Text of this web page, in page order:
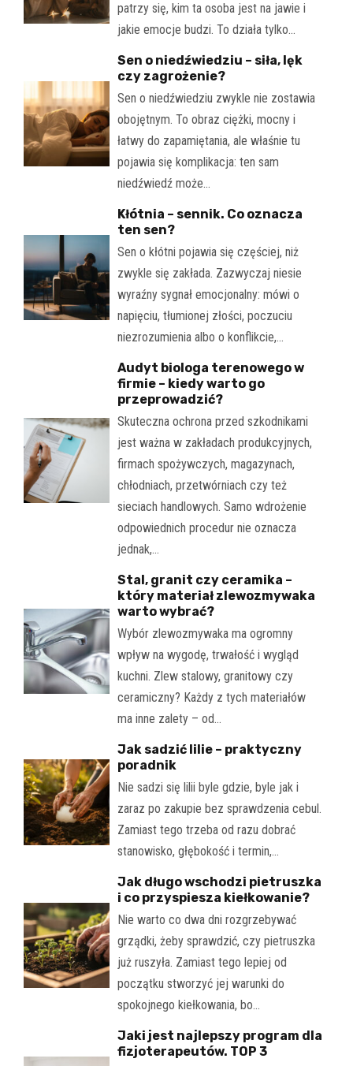
patrzy się, kim ta osoba jest na jawie i
jakie emocje budzi. To działa tylko…
Sen o niedźwiedziu – siła, lęk
czy zagrożenie?
Sen o niedźwiedziu zwykle nie zostawia
obojętnym. To obraz ciężki, mocny i
łatwy do zapamiętania, ale właśnie tu
pojawia się komplikacja: ten sam
niedźwiedź może…
Kłótnia – sennik. Co oznacza
ten sen?
Sen o kłótni pojawia się częściej, niż
zwykle się zakłada. Zazwyczaj niesie
wyraźny sygnał emocjonalny: mówi o
napięciu, tłumionej złości, poczuciu
niezrozumienia albo o konflikcie,…
Audyt biologa terenowego w
firmie – kiedy warto go
przeprowadzić?
Skuteczna ochrona przed szkodnikami
jest ważna w zakładach produkcyjnych,
firmach spożywczych, magazynach,
chłodniach, przetwórniach czy też
sieciach handlowych. Samo wdrożenie
odpowiednich procedur nie oznacza
jednak,…
Stal, granit czy ceramika –
który materiał zlewozmywaka
warto wybrać?
Wybór zlewozmywaka ma ogromny
wpływ na wygodę, trwałość i wygląd
kuchni. Zlew stalowy, granitowy czy
ceramiczny? Każdy z tych materiałów
ma inne zalety – od…
Jak sadzić lilie – praktyczny
poradnik
Nie sadzi się lilii byle gdzie, byle jak i
zaraz po zakupie bez sprawdzenia cebul.
Zamiast tego trzeba od razu dobrać
stanowisko, głębokość i termin,…
Jak długo wschodzi pietruszka
i co przyspiesza kiełkowanie?
Nie warto co dwa dni rozgrzebywać
grządki, żeby sprawdzić, czy pietruszka
już ruszyła. Zamiast tego lepiej od
początku stworzyć jej warunki do
spokojnego kiełkowania, bo…
Jaki jest najlepszy program dla
fizjoterapeutów. TOP 3